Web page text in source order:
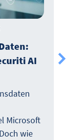
AI
Microsoft
wie